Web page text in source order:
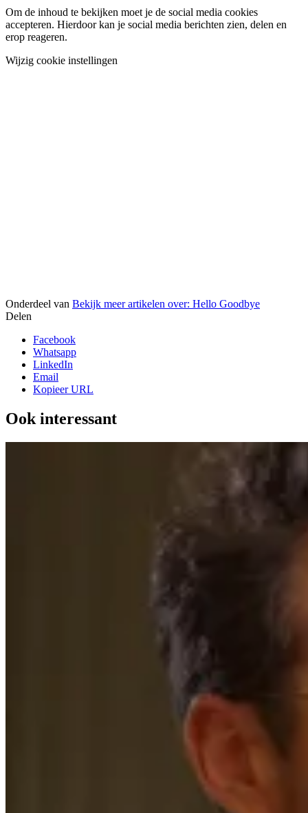
Om de inhoud te bekijken moet je de social media cookies
accepteren. Hierdoor kan je social media berichten zien, delen en
erop reageren.
Wijzig cookie instellingen
Onderdeel van Bekijk meer artikelen over: Hello Goodbye
Delen
Facebook
Whatsapp
LinkedIn
Email
Kopieer URL
Ook interessant